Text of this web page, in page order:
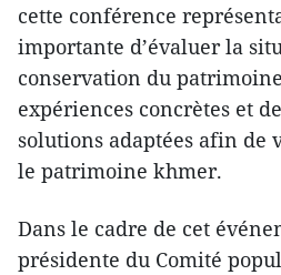
cette conférence
importante d’évaluer la
conservation du
expériences concrètes et
solutions adaptées afin de
le patrimoine khmer.
Dans le cadre de cet
présidente du Comité